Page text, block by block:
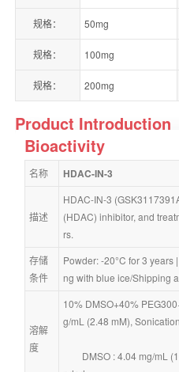
规格： 50mg
规格： 100mg
规格： 200mg
Product Introduction
Bioactivity
名称 HDAC-IN-3
描述
HDAC-IN-3
(HDAC) inhibitor, and
rs.
存储
条件
Powder: -20°C for 3 years
ng with blue ice/Shipping
溶解
度
10% DMSO+40%
g/mL (2.48 mM),